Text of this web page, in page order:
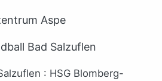
Aspe
Bad Salzuflen